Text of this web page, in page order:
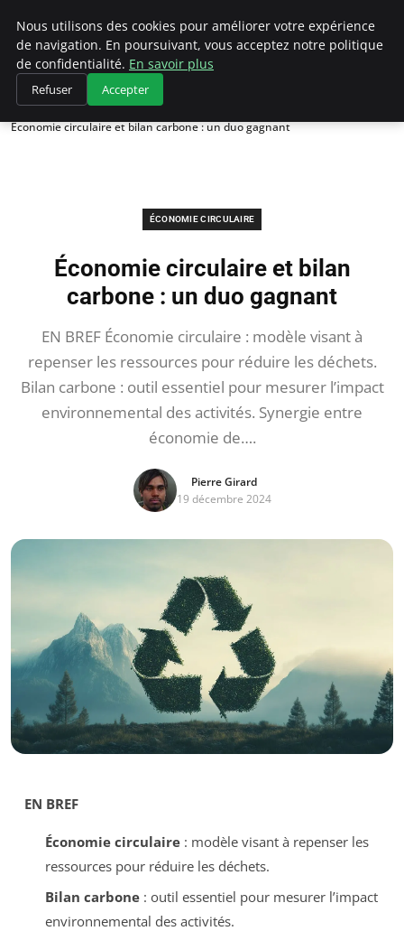
Climategatecountryclub.com
Accueil
Économie circulaire
Économie circulaire et bilan carbone : un duo gagnant
ÉCONOMIE CIRCULAIRE
Économie circulaire et bilan
carbone : un duo gagnant
EN BREF Économie circulaire : modèle visant à
repenser les ressources pour réduire les déchets.
Bilan carbone : outil essentiel pour mesurer l’impact
environnemental des activités. Synergie entre
économie de….
Pierre Girard
19 décembre 2024
EN BREF
Économie circulaire: modèle visant à repenser les
ressources pour réduire les déchets.
Bilan carbone: outil essentiel pour mesurer l’impact
environnemental des activités.
Nous utilisons des cookies pour améliorer votre expérience
de navigation. En poursuivant, vous acceptez notre politique
de confidentialité. En savoir plus
Refuser Accepter